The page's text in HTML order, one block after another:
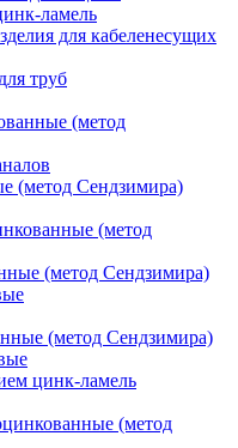
ламель
для кабеленесущих
труб
(метод
(метод Сендзимира)
(метод
(метод Сендзимира)
(метод Сендзимира)
цинк-ламель
(метод